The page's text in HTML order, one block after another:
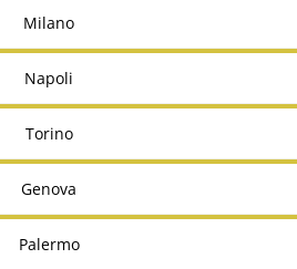
Milano
Napoli
Torino
Genova
Palermo